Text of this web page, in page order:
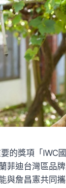
的獎項「IWC
菲迪台灣區品
與詹昌憲共同